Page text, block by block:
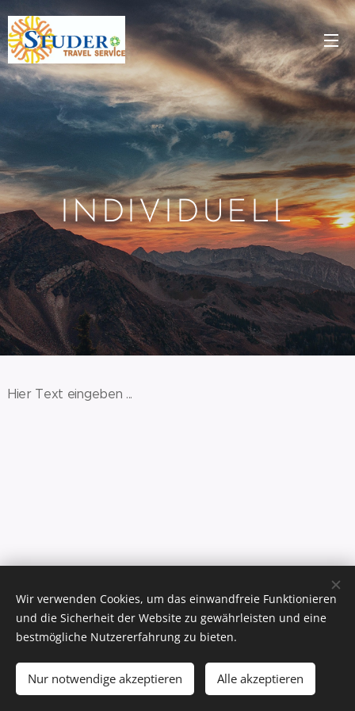
INDIVIDUELL
Hier Text eingeben ...
Studer Travel Service, Im Wisli 6, 8180 Bülach, Tel. 044 545 11 33
Impressum
.
Cookies
Wir verwenden Cookies, um das einwandfreie Funktionieren
und die Sicherheit der Website zu gewährleisten und eine
bestmögliche Nutzererfahrung zu bieten.
Nur notwendige akzeptieren Alle akzeptieren